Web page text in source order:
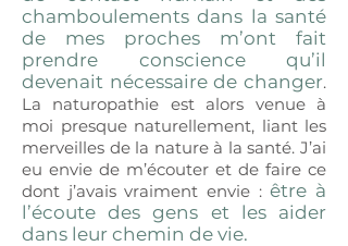
chamboulements dans la santé
de mes proches m’ont fait
prendre conscience qu’il
devenait nécessaire de changer.
La naturopathie est alors venue à
moi presque naturellement, liant les
merveilles de la nature à la santé. J’ai
eu envie de m’écouter et de faire ce
dont j’avais vraiment envie :être à
l’écoute des gens et les aider
dans leur chemin de vie.